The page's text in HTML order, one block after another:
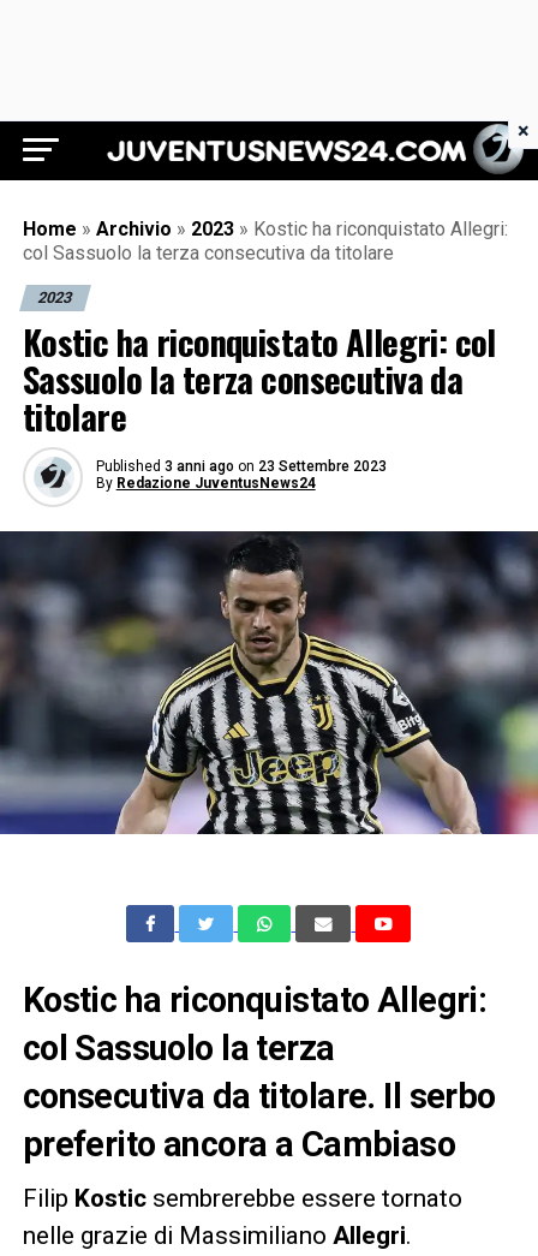
Juventus News 24
Home » Archivio » 2023 » Kostic ha riconquistato Allegri:
col Sassuolo la terza consecutiva da titolare
2023
Kostic ha riconquistato Allegri: col
Sassuolo la terza consecutiva da
titolare
Published 3 anni ago on 23 Settembre 2023
By Redazione JuventusNews24
Kostic ha riconquistato Allegri:
col Sassuolo la terza
consecutiva da titolare. Il serbo
preferito ancora a Cambiaso
Filip Kosticsembrerebbe essere tornato
nelle grazie di Massimiliano Allegri.
×